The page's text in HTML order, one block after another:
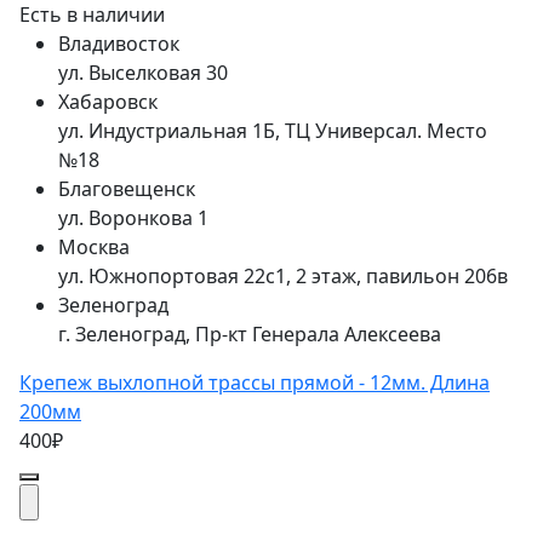
Есть в наличии
Владивосток
ул. Выселковая 30
Хабаровск
ул. Индустриальная 1Б, ТЦ Универсал. Место
№18
Благовещенск
ул. Воронкова 1
Москва
ул. Южнопортовая 22с1, 2 этаж, павильон 206в
Зеленоград
г. Зеленоград, Пр-кт Генерала Алексеева
Крепеж выхлопной трассы прямой - 12мм. Длина
200мм
400₽